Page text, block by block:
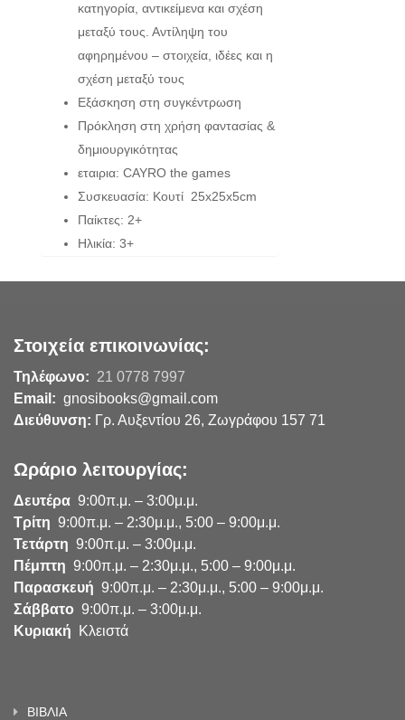
κατηγορία, αντικείμενα και σχέση
μεταξύ τους. Αντίληψη του
αφηρημένου – στοιχεία, ιδέες και η
σχέση μεταξύ τους
Εξάσκηση στη συγκέντρωση
Πρόκληση στη χρήση φαντασίας &
δημιουργικότητας
εταιρια: CAYRO the games
Συσκευασία: Κουτί 25x25x5cm
Παίκτες: 2+
Ηλικία: 3+
Στοιχεία επικοινωνίας:
Τηλέφωνο: 21 0778 7997
Email: gnosibooks@gmail.com
Διεύθυνση: Γρ. Αυξεντίου 26, Ζωγράφου 157 71
Ωράριο λειτουργίας:
Δευτέρα 9:00π.μ. – 3:00μ.μ.
Τρίτη 9:00π.μ. – 2:30μ.μ., 5:00 – 9:00μ.μ.
Τετάρτη 9:00π.μ. – 3:00μ.μ.
Πέμπτη 9:00π.μ. – 2:30μ.μ., 5:00 – 9:00μ.μ.
Παρασκευή 9:00π.μ. – 2:30μ.μ., 5:00 – 9:00μ.μ.
Σάββατο 9:00π.μ. – 3:00μ.μ.
Κυριακή Κλειστά
ΒΙΒΛΙΑ